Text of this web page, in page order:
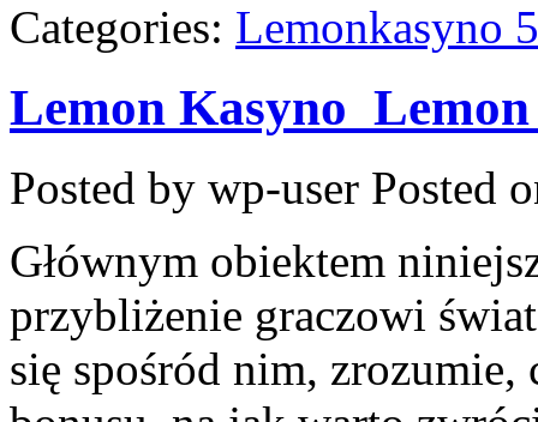
Categories: Lemonkasyno
Lemon Kasyno
Posted by wp-user Posted
Głównym obiektem
przybliżenie graczowi
się spośród nim,